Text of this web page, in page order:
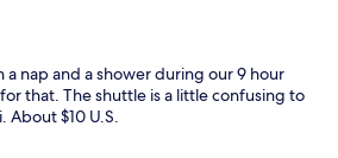
a nap and a shower during our 9 hour
that. The shuttle is a little confusing to
About $10 U.S.